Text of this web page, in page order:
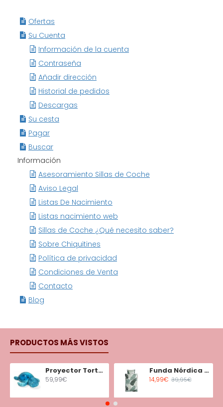
Ofertas
Su Cuenta
Información de la cuenta
Contraseña
Añadir dirección
Historial de pedidos
Descargas
Su cesta
Pagar
Buscar
Información
Asesoramiento Sillas de Coche
Aviso Legal
Listas De Nacimiento
Listas nacimiento web
Sillas de Coche ¿Qué necesito saber?
Sobre Chiquitines
Política de privacidad
Condiciones de Venta
Contacto
Blog
PRODUCTOS MÁS VISTOS
Proyector Tortuga Tranquila Aqua
59,99€
Funda Nórdica Minicuna Tiny Tropics
14,99€ 39,95€